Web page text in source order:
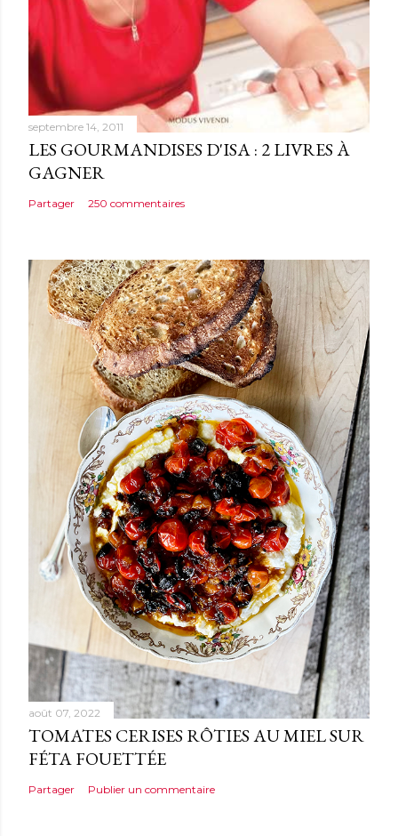
a
i
r
e
septembre 14, 2011
LES GOURMANDISES D'ISA : 2 LIVRES À
GAGNER
Partager 250 commentaires
août 07, 2022
TOMATES CERISES RÔTIES AU MIEL SUR
FÉTA FOUETTÉE
Partager Publier un commentaire